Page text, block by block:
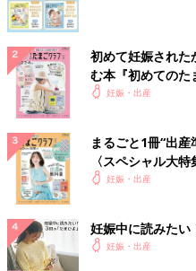
初めて妊娠された
む本『初めてのた
妊娠・出産
まるごと1冊“出産
〈スペシャル大
妊娠・出産
妊娠中に読みたい
妊娠・出産